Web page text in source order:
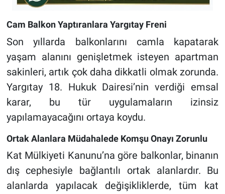
Cam Balkon Yaptıranlara Yargıtay Freni
Son yıllarda balkonlarını camla kapatarak
yaşam alanını genişletmek isteyen apartman
sakinleri, artık çok daha dikkatli olmak zorunda.
Yargıtay 18. Hukuk Dairesi’nin verdiği emsal
karar, bu tür uygulamaların izinsiz
yapılamayacağını ortaya koydu.
Ortak Alanlara Müdahalede Komşu Onayı Zorunlu
Kat Mülkiyeti Kanunu’na göre balkonlar, binanın
dış cephesiyle bağlantılı ortak alanlardır. Bu
alanlarda yapılacak değişikliklerde, tüm kat